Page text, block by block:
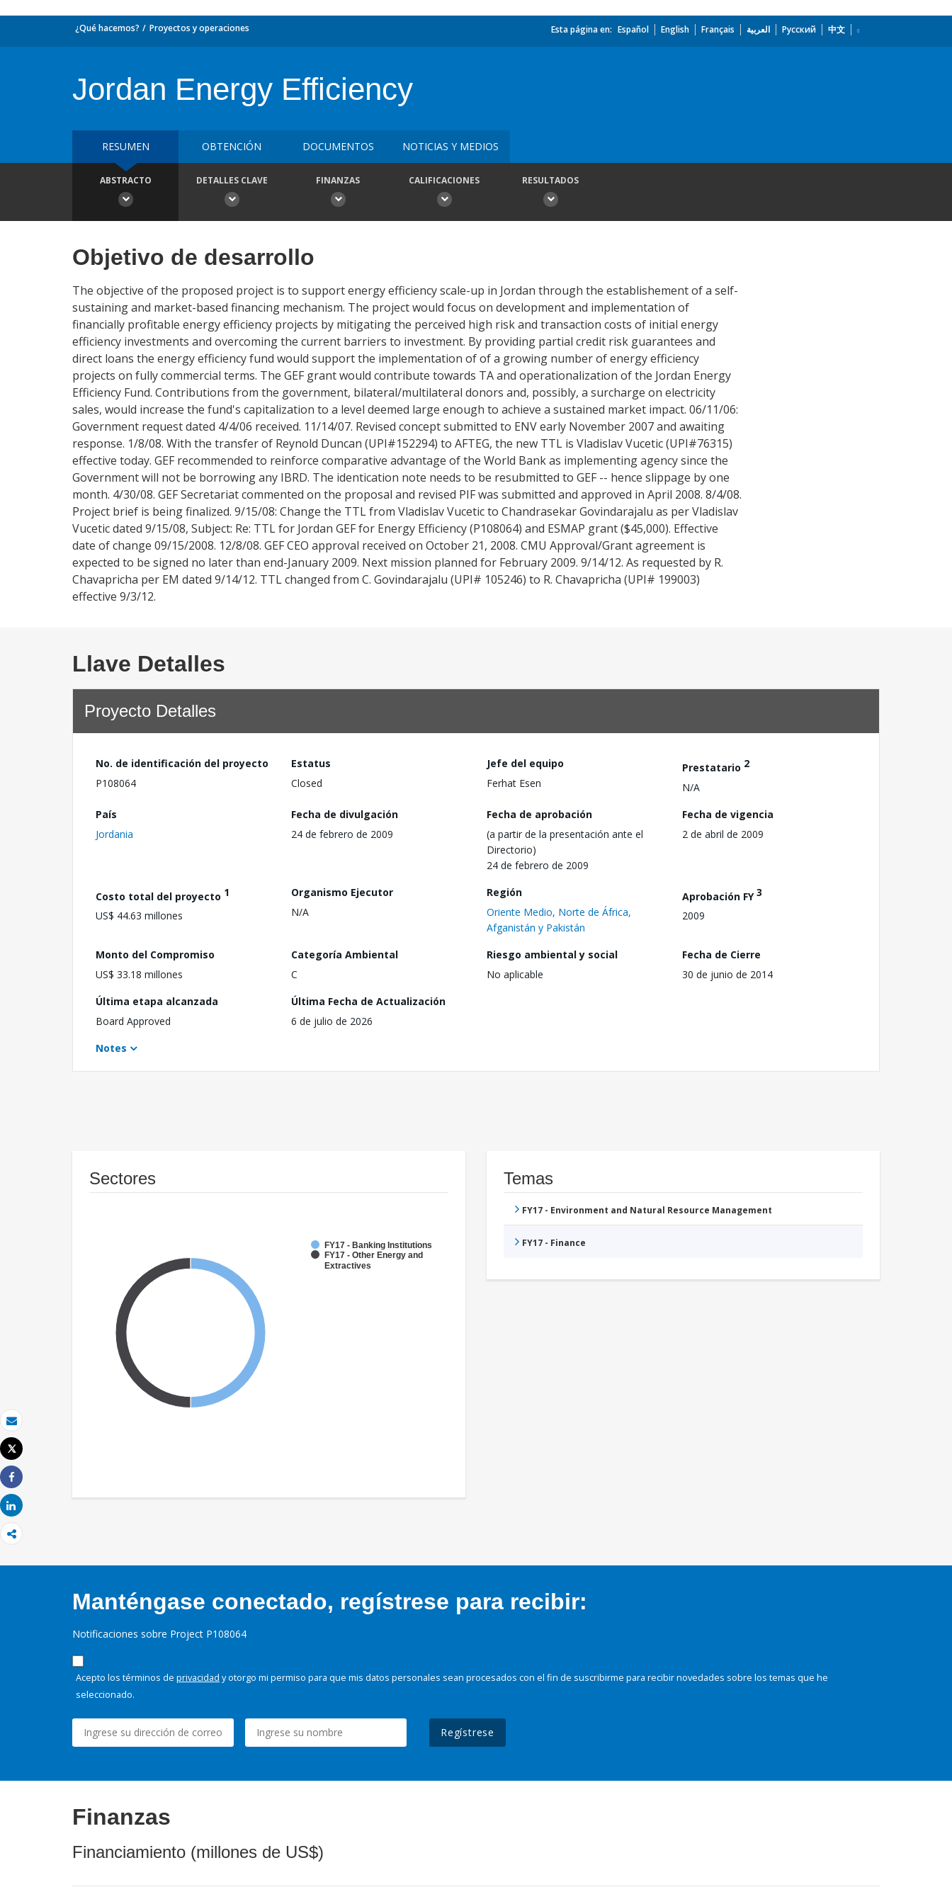
Correo electrónico
Imprimir
Tweet
Share
Share
¿Qué hacemos? Proyectos y operaciones Esta página en: Español English Français العربية Русский 中文
Jordan Energy Efficiency
RESUMEN OBTENCIÓN DOCUMENTOS NOTICIAS Y MEDIOS
ABSTRACTO DETALLES CLAVE FINANZAS CALIFICACIONES RESULTADOS
Objetivo de desarrollo
The objective of the proposed project is to support energy efficiency scale-up in Jordan through the establishement of a self-
sustaining and market-based financing mechanism. The project would focus on development and implementation of
financially profitable energy efficiency projects by mitigating the perceived high risk and transaction costs of initial energy
efficiency investments and overcoming the current barriers to investment. By providing partial credit risk guarantees and
direct loans the energy efficiency fund would support the implementation of of a growing number of energy efficiency
projects on fully commercial terms. The GEF grant would contribute towards TA and operationalization of the Jordan Energy
Efficiency Fund. Contributions from the government, bilateral/multilateral donors and, possibly, a surcharge on electricity
sales, would increase the fund's capitalization to a level deemed large enough to achieve a sustained market impact. 06/11/06:
Government request dated 4/4/06 received. 11/14/07. Revised concept submitted to ENV early November 2007 and awaiting
response. 1/8/08. With the transfer of Reynold Duncan (UPI#152294) to AFTEG, the new TTL is Vladislav Vucetic (UPI#76315)
effective today. GEF recommended to reinforce comparative advantage of the World Bank as implementing agency since the
Government will not be borrowing any IBRD. The identication note needs to be resubmitted to GEF -- hence slippage by one
month. 4/30/08. GEF Secretariat commented on the proposal and revised PIF was submitted and approved in April 2008. 8/4/08.
Project brief is being finalized. 9/15/08: Change the TTL from Vladislav Vucetic to Chandrasekar Govindarajalu as per Vladislav
Vucetic dated 9/15/08, Subject: Re: TTL for Jordan GEF for Energy Efficiency (P108064) and ESMAP grant ($45,000). Effective
date of change 09/15/2008. 12/8/08. GEF CEO approval received on October 21, 2008. CMU Approval/Grant agreement is
expected to be signed no later than end-January 2009. Next mission planned for February 2009. 9/14/12. As requested by R.
Chavapricha per EM dated 9/14/12. TTL changed from C. Govindarajalu (UPI# 105246) to R. Chavapricha (UPI# 199003)
effective 9/3/12.
Llave Detalles
Proyecto Detalles
No. de identificación del proyecto
P108064
Estatus
Closed
Jefe del equipo
Ferhat Esen
Prestatario 2
N/A
País
Jordania
Fecha de divulgación
24 de febrero de 2009
Fecha de aprobación
(a partir de la presentación ante el
Directorio)
24 de febrero de 2009
Fecha de vigencia
2 de abril de 2009
Costo total del proyecto 1
US$ 44.63 millones
Organismo Ejecutor
N/A
Región
Oriente Medio, Norte de África,
Afganistán y Pakistán
Aprobación FY3
2009
Monto del Compromiso
US$ 33.18 millones
Categoría Ambiental
C
Riesgo ambiental y social
No aplicable
Fecha de Cierre
30 de junio de 2014
Última etapa alcanzada
Board Approved
Última Fecha de Actualización
6 de julio de 2026
Notes
Sectores
FY17 - Banking Institutions
FY17 - Other Energy and
Extractives
Temas
FY17 - Environment and Natural Resource Management
FY17 - Finance
Manténgase conectado, regístrese para recibir:
Notificaciones sobre Project P108064
Acepto los términos de privacidad y otorgo mi permiso para que mis datos personales sean procesados con el fin de suscribirme para recibir novedades sobre los temas que he
seleccionado.
Regístrese
Finanzas
Financiamiento (millones de US$)